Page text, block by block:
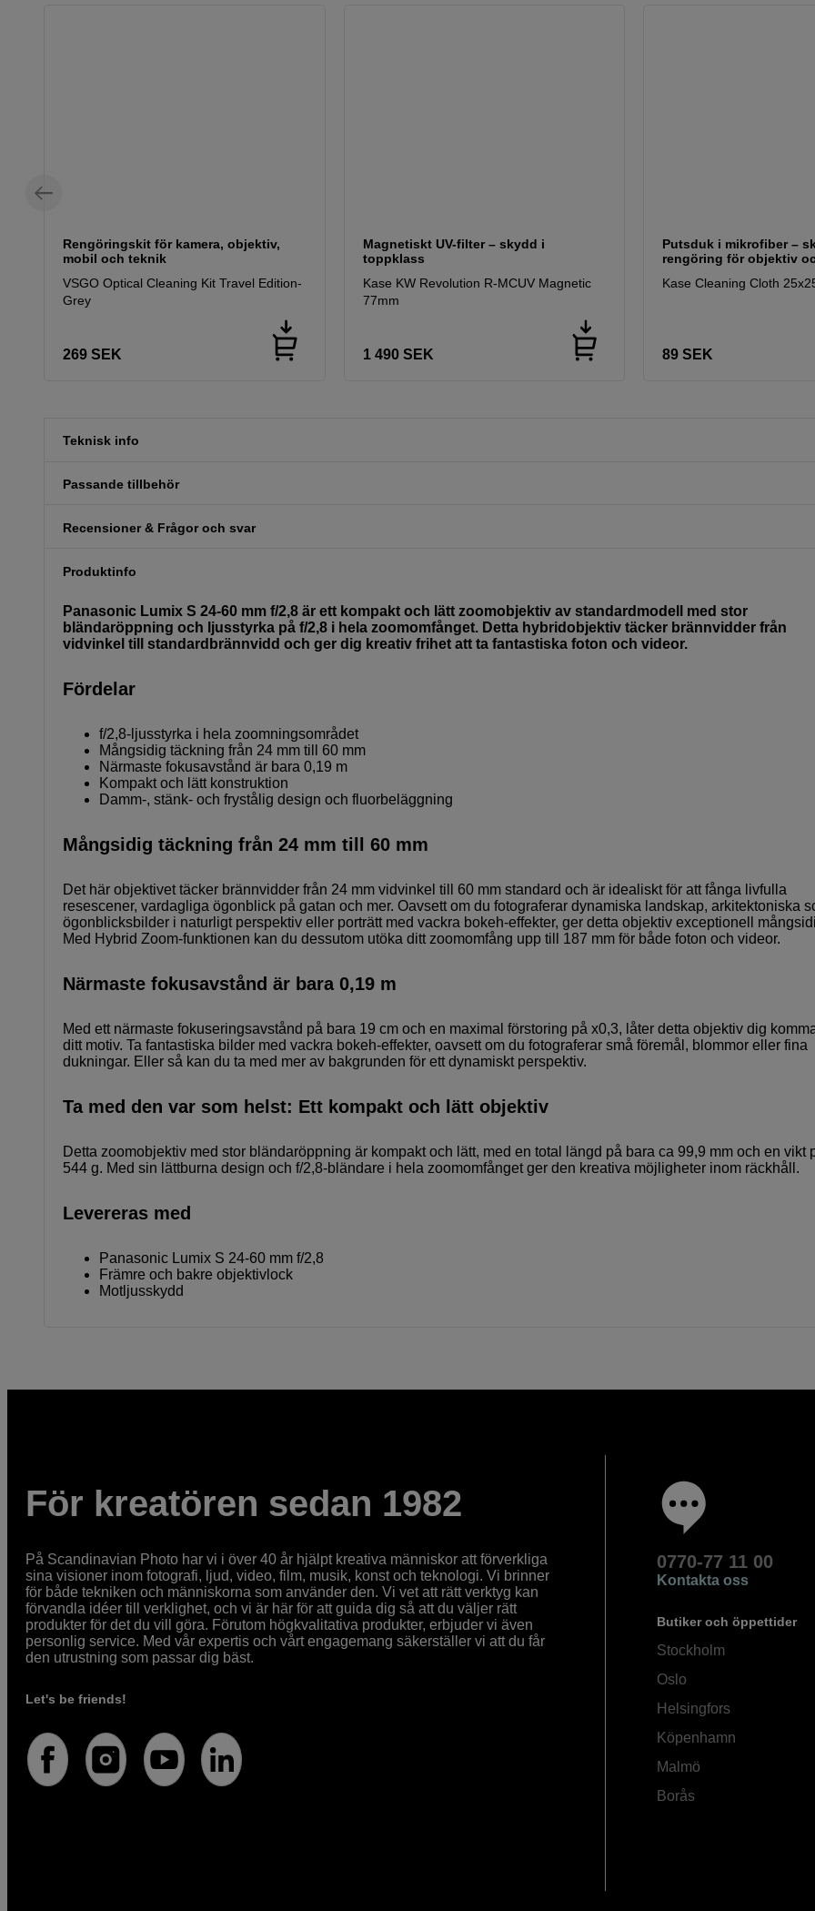
Rengöringskit för kamera, objektiv,
mobil och teknik
VSGO Optical Cleaning Kit Travel Edition-
Grey
269 SEK
Magnetiskt UV-filter – skydd i
toppklass
Kase KW Revolution R-MCUV Magnetic
77mm
1 490 SEK
Putsduk i mikrofiber –
rengöring för objektiv
Kase Cleaning Cloth
89 SEK
Teknisk info
Passande tillbehör
Recensioner & Frågor och svar
Produktinfo
Panasonic Lumix S 24-60 mm f/2,8 är ett kompakt och lätt zoomobjektiv av standardmodell med stor
bländaröppning och ljusstyrka på f/2,8 i hela zoomomfånget. Detta hybridobjektiv täcker brännvidder från
vidvinkel till standardbrännvidd och ger dig kreativ frihet att ta fantastiska foton och videor.
Fördelar
f/2,8-ljusstyrka i hela zoomningsområdet
Mångsidig täckning från 24 mm till 60 mm
Närmaste fokusavstånd är bara 0,19 m
Kompakt och lätt konstruktion
Damm-, stänk- och frystålig design och fluorbeläggning
Mångsidig täckning från 24 mm till 60 mm
Det här objektivet täcker brännvidder från 24 mm vidvinkel till 60 mm standard och är idealiskt för att fånga livfulla
resescener, vardagliga ögonblick på gatan och mer. Oavsett om du fotograferar dynamiska landskap, arkitektoniska
ögonblicksbilder i naturligt perspektiv eller porträtt med vackra bokeh-effekter, ger detta objektiv exceptionell
Med Hybrid Zoom-funktionen kan du dessutom utöka ditt zoomomfång upp till 187 mm för både foton och videor.
Närmaste fokusavstånd är bara 0,19 m
Med ett närmaste fokuseringsavstånd på bara 19 cm och en maximal förstoring på x0,3, låter detta objektiv dig
ditt motiv. Ta fantastiska bilder med vackra bokeh-effekter, oavsett om du fotograferar små föremål, blommor eller fina
dukningar. Eller så kan du ta med mer av bakgrunden för ett dynamiskt perspektiv.
Ta med den var som helst: Ett kompakt och lätt objektiv
Detta zoomobjektiv med stor bländaröppning är kompakt och lätt, med en total längd på bara ca 99,9 mm och en vikt
544 g. Med sin lättburna design och f/2,8-bländare i hela zoomomfånget ger den kreativa möjligheter inom räckhåll.
Levereras med
Panasonic Lumix S 24-60 mm f/2,8
Främre och bakre objektivlock
Motljusskydd
För kreatören sedan 1982
På Scandinavian Photo har vi i över 40 år hjälpt kreativa människor att förverkliga
sina visioner inom fotografi, ljud, video, film, musik, konst och teknologi. Vi brinner
för både tekniken och människorna som använder den. Vi vet att rätt verktyg kan
förvandla idéer till verklighet, och vi är här för att guida dig så att du väljer rätt
produkter för det du vill göra. Förutom högkvalitativa produkter, erbjuder vi även
personlig service. Med vår expertis och vårt engagemang säkerställer vi att du får
den utrustning som passar dig bäst.
Let's be friends!
0770-77 11 00
Kontakta oss
Butiker och öppettider
Stockholm
Oslo
Helsingfors
Köpenhamn
Malmö
Borås